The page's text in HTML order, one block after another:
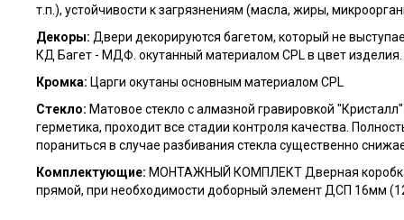
т.п.), устойчивости к загрязнениям (масла, жиры,
Декоры: Двери декорируются багетом, который не
КД Багет - МДФ. окутанный материалом CPL в цвет
Кромка: Царги окутаны основным материалом CPL
Стекло: Матовое стекло с алмазной гравировкой
герметика, проходит все стадии контроля качества.
пораниться в случае разбивания стекла существенно
Комплектующие: МОНТАЖНЫЙ КОМПЛЕКТ Дверная коробка
прямой, при необходимости доборный элемент ДСП 16мм